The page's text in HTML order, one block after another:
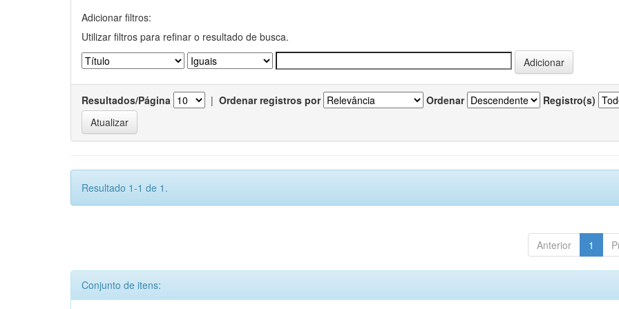
Adicionar filtros:
Utilizar filtros para refinar o resultado de busca.
Resultados/Página | Ordenar registros por Ordenar Registro(s)
Resultado 1-1 de 1.
Anterior 1
Conjunto de itens: